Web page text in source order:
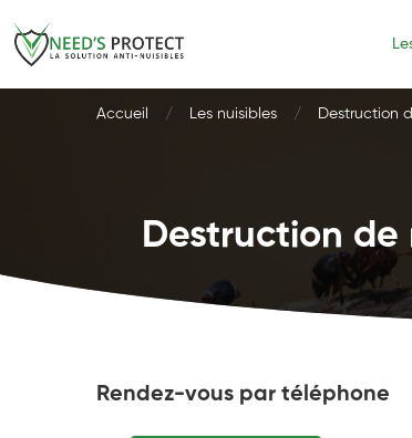
Accueil Les nuisibles Destruction
Destruction
Rendez-vous par téléphone